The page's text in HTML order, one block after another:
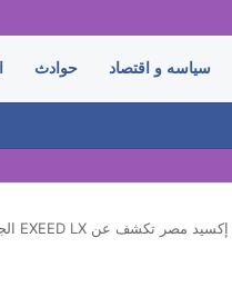
سياسه و اقتصاد حوادث
إكسيد مصر تكشف عن EXEED LX الجديدة… دمج متقن بين الأداء الفائق والفخامة العصرية